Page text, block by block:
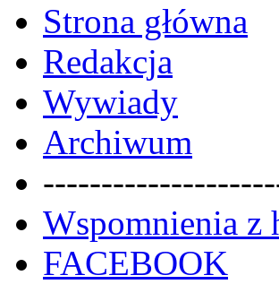
Strona główna
Redakcja
Wywiady
Archiwum
Wspomnienia z
FACEBOOK